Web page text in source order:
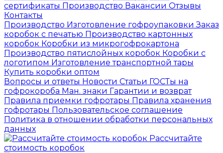
сертификаты Производство Вакансии Отзывы
Контакты
Производство Изготовление гофроупаковкиЗаказ
коробок с печатью Производство картонных
коробок Коробки из микрогофрокартона
Производство пятислойных коробок Коробки с
логотипом Изготовление транспортной тары
Купить коробки оптом
Вопросы и ответы Новости Статьи ГОСТы на
гофрокороба Ман. знаки Гарантии и возврат
Правила приемки гофротары Правила хранения
гофротары Пользовательское соглашение
Политика в отношении обработки персональных
данных
Рассчитайте
стоимость коробок